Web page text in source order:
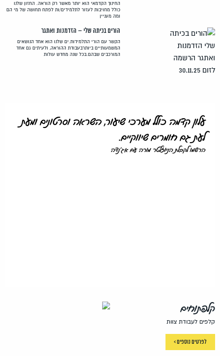
החינוך הקדמאי הוא יותר מאשר רק הוראה. החזון שלנו
כולל מחויבות לעזור לתלמידים/ות לפתח תחושה של מי הם
ומה מעניין
הורים בכיתה שלי – הזדמנות ואתגר
הקשר עם הורי התלמידות.ים שלנו הוא אחד הנושאים
המשמעותיים ביותרבעבודת ההוראה, ולעיתים גם אחד
המורכבים שבהם.בכל שנה מחדש עולות
עלון קדמה כולל מערכי שיעור, השראה וסרטונים ומעת
לעת גם חומרים שיווקיים.
הרשמו לקבלת הניוזלטר מורה עם אג'נדה
קלפתוחים
קלפים לעבודת צוות
לפרטים נוספים >